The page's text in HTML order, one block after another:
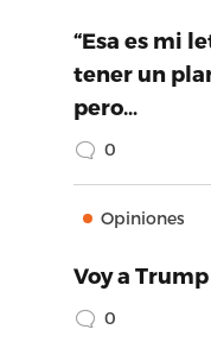
“Esa es mi
tener un
pero…
0
Opiniones
Voy a
0